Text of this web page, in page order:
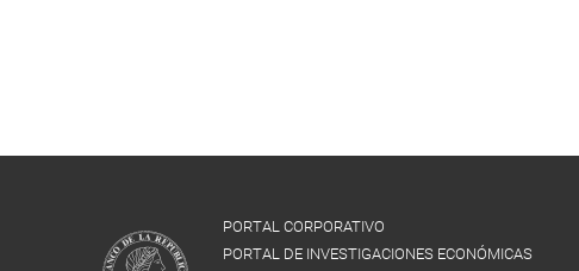
PORTAL CORPORATIVO
PORTAL DE INVESTIGACIONES ECONÓMICAS